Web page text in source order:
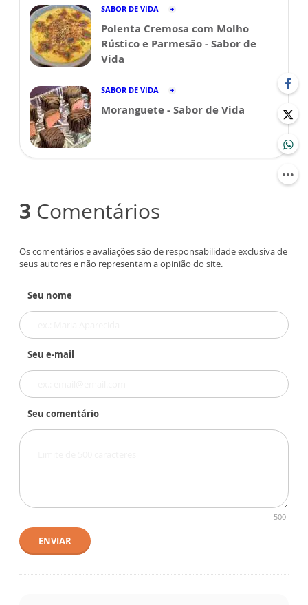
SABOR DE VIDA
Polenta Cremosa com Molho
Rústico e Parmesão - Sabor de
Vida
SABOR DE VIDA
Moranguete - Sabor de Vida
3 Comentários
Os comentários e avaliações são de responsabilidade exclusiva de
seus autores e não representam a opinião do site.
Seu nome
Seu e-mail
Seu comentário
500
ENVIAR